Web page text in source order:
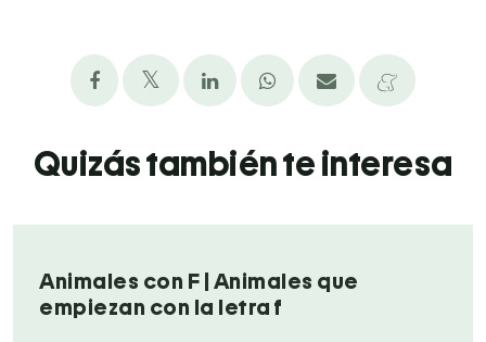
Quizás también te interesa
Animales con F | Animales que
empiezan con la letra f